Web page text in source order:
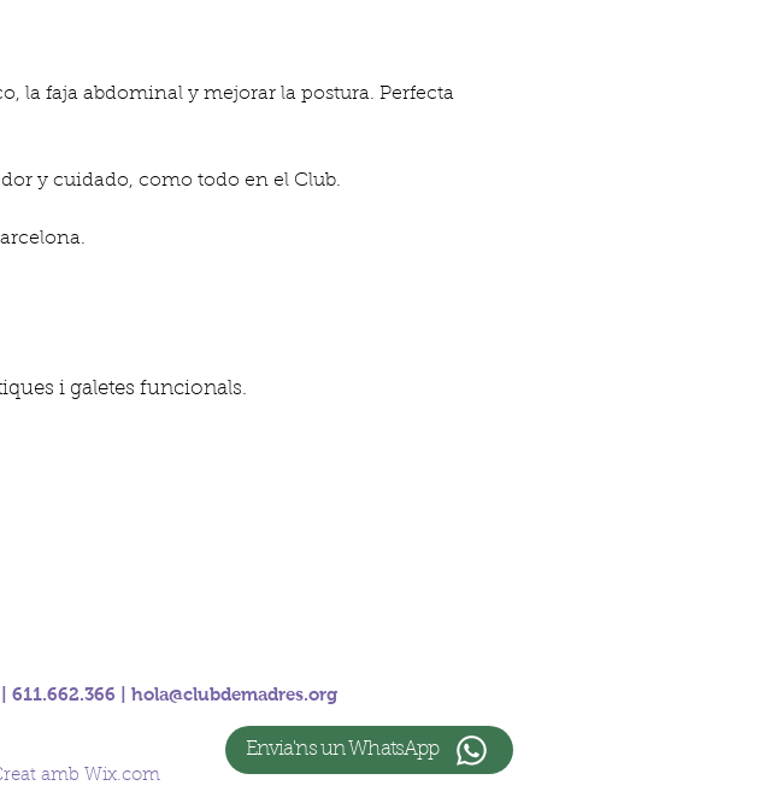
la faja abdominal y mejorar la postura. Perfecta
y cuidado, como todo en el Club.
i galetes funcionals.
611.662.366 | hola@clubdemadres.org
amb Wix.com
Envia'ns un WhatsApp